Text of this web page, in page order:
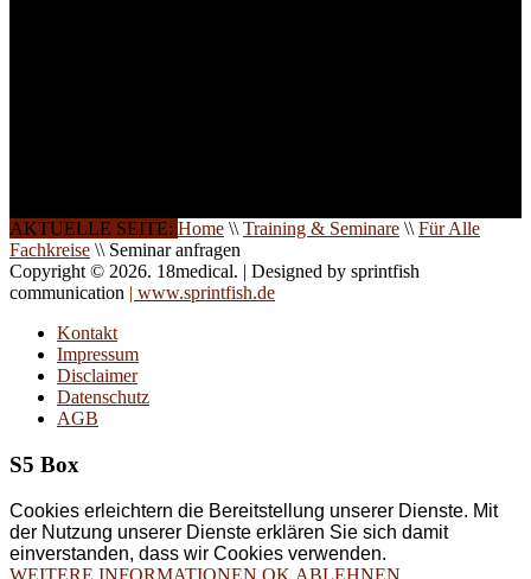
AKTUELLE SEITE: Home \\ Training & Seminare \\ Für Alle
Fachkreise \\ Seminar anfragen
Copyright © 2026. 18medical. | Designed by sprintfish
communication | www.sprintfish.de
Kontakt
Impressum
Disclaimer
Datenschutz
AGB
S5 Box
Cookies erleichtern die Bereitstellung unserer Dienste. Mit
der Nutzung unserer Dienste erklären Sie sich damit
einverstanden, dass wir Cookies verwenden.
WEITERE INFORMATIONEN OK ABLEHNEN